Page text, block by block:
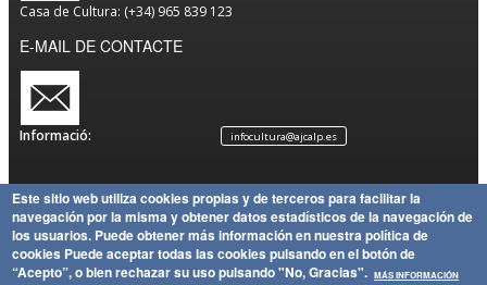
Casa de Cultura: (+34) 965 839 123
E-MAIL DE CONTACTE
Informació: infocultura@ajcalp.es
Avís
Legal
Política
de
Privacitat
Política
de
Mapa
del Lloc
Copyright
Ajuntament de Calp
Este sitio web utiliza cookies propias y de terceros para facilitar la
navegación por la misma y obtener datos estadísticos de la navegación de
los usuarios. Puede obtener más información en nuestra política de
cookies Puede aceptar todas las cookies pulsando en el botón de
“Acepto”, o bien rechazar su uso pulsando "No, Gracias". MÁS INFORMACIÓN